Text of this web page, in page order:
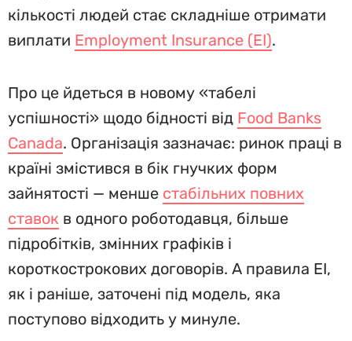
кількості людей стає складніше отримати
виплати Employment Insurance (EI).
Про це йдеться в новому «табелі
успішності» щодо бідності від Food Banks
Canada. Організація зазначає: ринок праці в
країні змістився в бік гнучких форм
зайнятості — менше стабільних повних
ставок в одного роботодавця, більше
підробітків, змінних графіків і
короткострокових договорів. А правила EI,
як і раніше, заточені під модель, яка
поступово відходить у минуле.